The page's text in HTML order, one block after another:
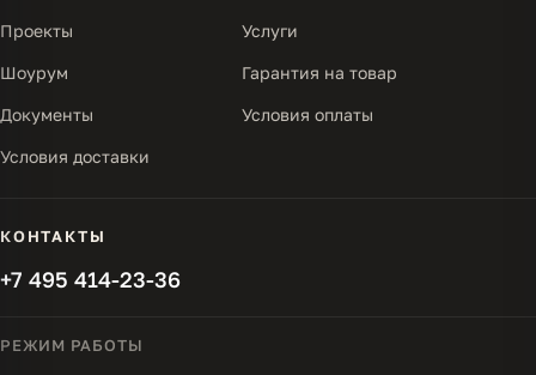
Проекты Услуги
Шоурум Гарантия на товар
Документы Условия оплаты
Условия доставки
КОНТАКТЫ
+7 495 414-23-36
РЕЖИМ РАБОТЫ